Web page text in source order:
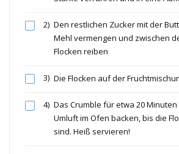
2) Den restlichen Zucker mit der
Mehl vermengen und zwischen
Flocken reiben
3) Die Flocken auf der
4) Das Crumble für etwa 20 Minuten
Umluft im Ofen backen, bis die
sind. Heiß servieren!